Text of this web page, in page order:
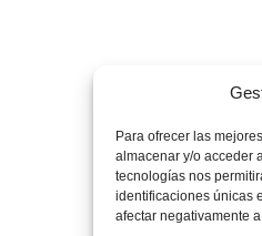
Para ofrecer las
almacenar y/o acceder
tecnologías nos
identificaciones únicas
afectar negativamente